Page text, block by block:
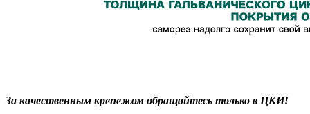
За качественным крепежом обращайтесь только в ЦКИ!